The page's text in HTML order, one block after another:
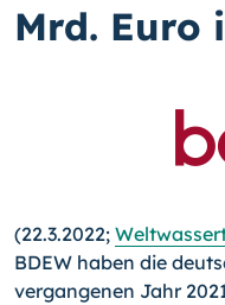
Mrd. Euro
(22.3.2022;
BDEW haben die
vergangenen Jahr